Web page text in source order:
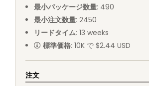
最小パッケージ数量: 490
最小注文数量: 2450
リードタイム: 13 weeks
標準価格: 10K で $2.44 USD
注文